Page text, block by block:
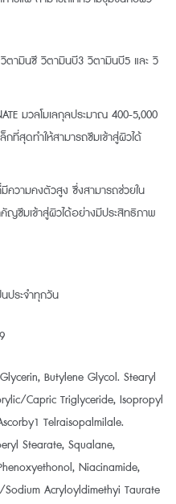
วิตามินซี วิตามินบี3 วิตามินบี5 และ วิ
มวลโมเลกุลประมาณ 400-5,000
ที่สุดทำให้สามารถซึมเข้าสู่ผิวได้
ที่มีความคงตัวสูง ซึ่งสามารถช่วยใน
ญซึมเข้าสู่ผิวได้อย่างมีประสิทธิภาพ
ประจำทุกวัน
Butylene Glycol. Stearyl
Capric Triglyceride, Isopropyl
Telraisopalmilale.
Stearate, Squalane,
Niacinamide,
Acryloyldimethyi Taurate